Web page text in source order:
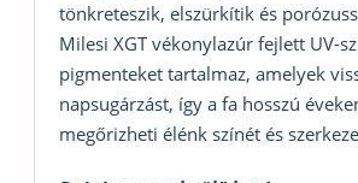
tönkreteszik, elszürkítik és
Milesi XGT vékonylazúr fejlett UV-
pigmenteket tartalmaz, amelyek
napsugárzást, így a fa hosszú
megőrizheti élénk színét és